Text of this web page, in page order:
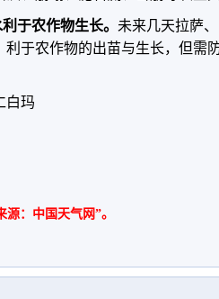
利于农作物生长。 未来几天拉萨
利于农作物的出苗与生长，但需
白玛
源：中国天气网”。